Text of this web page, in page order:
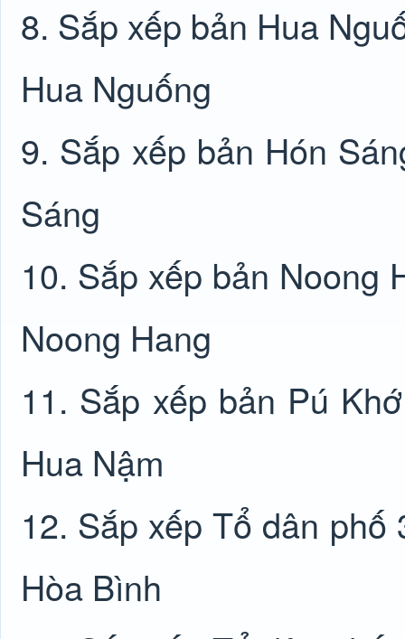
8. Sắp xếp bản Hua
Hua Nguống
9. Sắp xếp bản Hón
Sáng
10. Sắp xếp bản Noong
Noong Hang
11. Sắp xếp bản Pú
Hua Nậm
12. Sắp xếp Tổ dân
Hòa Bình